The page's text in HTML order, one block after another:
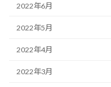
2022年6月
2022年5月
2022年4月
2022年3月